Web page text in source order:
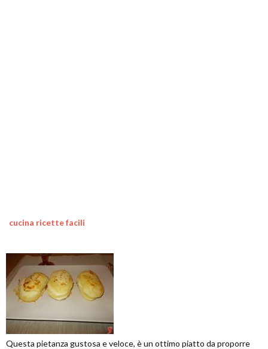
cucina ricette facili
Questa pietanza gustosa e veloce, è un ottimo piatto da proporre